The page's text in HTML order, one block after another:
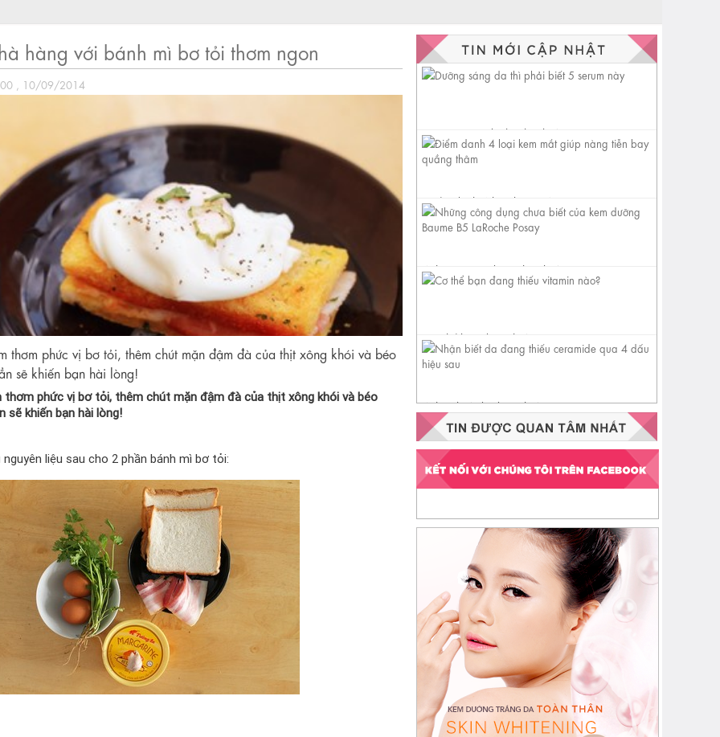
hàng với bánh mì bơ tỏi thơm ngon
, 10/09/2014
thơm phức vị bơ tỏi, thêm chút mặn đậm đà của thịt xông khói và béo
sẽ khiến bạn hài lòng!
thơm phức vị bơ tỏi, thêm chút mặn đậm đà của thịt xông khói và béo
sẽ khiến bạn hài lòng!
liệu sau cho 2 phần bánh mì bơ tỏi:
Dưỡng sáng da thì phải biết 5
serum này
Điểm danh 4 loại kem mắt
giúp nàng tiễn bay quầng
thâm
Những công dụng chưa biết
của kem dưỡng Baume B5
Cơ thể bạn đang thiếu vitamin
nào?
Nhận biết da đang thiếu
ceramide qua 4 dấu hiệu sau